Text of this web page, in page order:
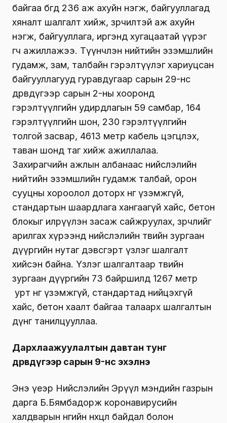
байгаа бөгөөд 236 аж ахуйн нэгж, байгууллагад
хяналт шалгалт хийж, зөрчилтэй аж ахуйн
нэгж, байгууллага, иргэнд хугацаатай үүрэг
өгч ажиллажээ. Түүнчлэн нийтийн эзэмшлийн
гудамж, зам, талбайн гэрэлтүүлэг хариуцсан
байгууллагууд гуравдугаар сарын 29-нөөс
дөрөвдүгээр сарын 2-ны хооронд
гэрэлтүүлгийн удирдлагын 59 самбар, 164
гэрэлтүүлгийн шон, 230 гэрэлтүүлгийн
толгой засвар, 4613 метр кабель цэгцлэх,
таван шонд таг хийж ажиллалаа.
Захирагчийн ажлын албанаас нийслэлийн
нийтийн эзэмшлийн гудамж талбай, орон
сууцны хороолол доторх өнгө үзэмжгүй,
стандартын шаардлага хангаагүй хайс, бетон
блокыг илрүүлэн засаж сайжруулах, зөрчлийг
арилгах хүрээнд нийслэлийн төвийн зургаан
дүүргийн нутаг дэвсгэрт үзлэг шалгалт
хийсэн байна. Үзлэг шалгалтаар төвийн
зургаан дүүргийн 73 байршилд 1267 метр
урт өнгө үзэмжгүй, стандартад нийцэхгүй
хайс, бетон хаалт байгаа талаарх шалгалтын
дүнг танилцууллаа.
Дархлаажуулалтын давтан тунг
дөрөвдүгээр сарын 9-нөөс эхэлнэ
Энэ үеэр Нийслэлийн Эрүүл мэндийн газрын
дарга Б.Бямбадорж коронавирусийн
халдварын өнөөгийн нөхцөл байдал болон